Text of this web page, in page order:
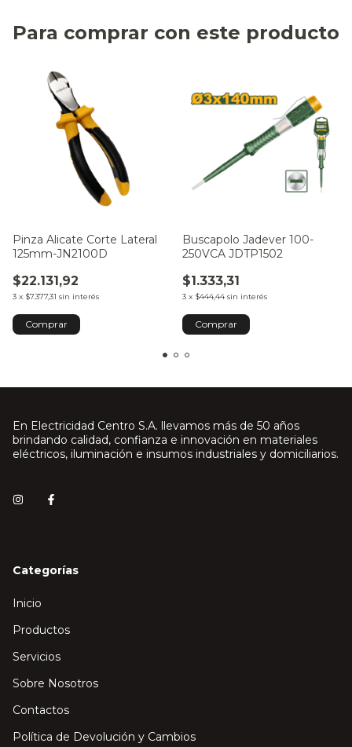
Para comprar con este producto
Pinza Alicate Corte Lateral
125mm-JN2100D
$22.131,92
3 x $7.377,31 sin interés
Buscapolo Jadever 100-
250VCA JDTP1502
$1.333,31
3 x $444,44 sin interés
En Electricidad Centro S.A. llevamos más de 50 años
brindando calidad, confianza e innovación en materiales
eléctricos, iluminación e insumos industriales y domiciliarios.
Categorías
Inicio
Productos
Servicios
Sobre Nosotros
Contactos
Política de Devolución y Cambios